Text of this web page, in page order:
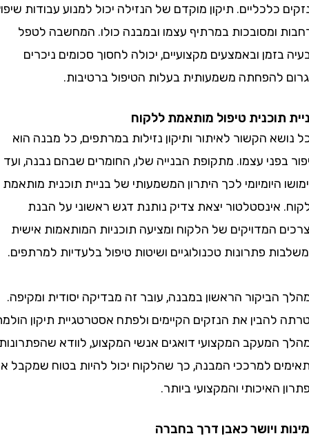
כלכליים. תיקון מוקדם של הנזילה יכול למנוע עבודות שיפוץ
ומסובכות במרתיף עצמו ובמבנה כולו. המחשבה לטפל
ובאמצעים מקצועיים, יכולה לחסוך סכומים ניכרים
להפחתה משמעותית בעלות הטיפול ברטיבות.
טיפול מותאמת ללקוח
הקשור לאיתור ותיקון נזילות במרתפים, כל מבנה הוא
עצמו. מתקופת הבנייה שלו, החומרים שבהם נבנה, ועד
היומיומי לכך היתרון המשמעותי של בניית תוכנית מותאמת
אינסטלטור יצאת צדיק נותנת דגש ראשוני על הבנת
המדויקים של הלקוח ומציעה תוכניות המותאמות אישית
פתרונות טכנולוגיים ושיטות טיפול בלעדיות למרתפים.
הראשון במבנה, עובר זה מבדיקה יסודית ומקיפה.
את הנזקים הקיימים ולפתח אסטרטגיית תיקון הולמת.
המקצועי דואגים אנשי המקצוע, לוודא שהפתרונות
למרככי המבנה, כך שהלקוח יכול להיות בטוח שמקבל את
האיכותי והמקצועי ביותר.
ויושר כאבן דרך בחברה